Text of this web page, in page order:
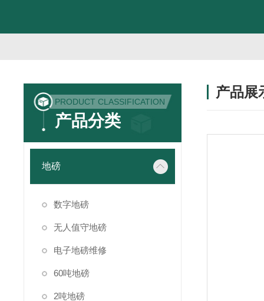
PRODUCT CLASSIFICATION
产品分类
地磅
数字地磅
无人值守地磅
电子地磅维修
60吨地磅
2吨地磅
产品展